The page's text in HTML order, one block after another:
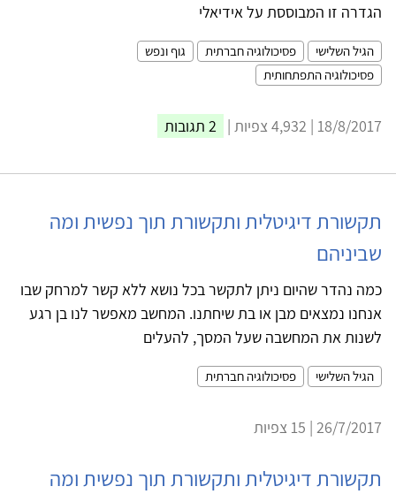
הגדרה זו המבוססת על אידיאלי
הגיל השלישי פסיכולוגיה חברתית
גוף ונפש
פסיכולוגיה התפתחותית
18/8/2017 | 4,932 צפיות | 2 תגובות
תקשורת דיגיטלית ותקשורת תוך נפשית ומה
שביניהם
כמה נהדר שהיום ניתן לתקשר בכל נושא ללא קשר למרחק שבו
אנחנו נמצאים מבן או בת שיחתנו. המחשב מאפשר לנו בן רגע
לשנות את המחשבה שעל המסך, להעלים
הגיל השלישי פסיכולוגיה חברתית
26/7/2017 | 15 צפיות
תקשורת דיגיטלית ותקשורת תוך נפשית ומה